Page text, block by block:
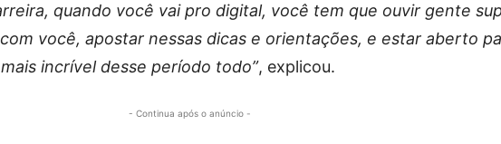
quando você vai pro digital, você tem que ouvir gente
você, apostar nessas dicas e orientações, e estar aberto
incrível desse período todo”, explicou.
- Continua após o anúncio -